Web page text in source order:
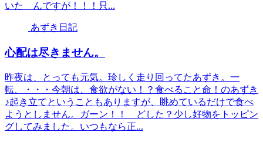
いた んですが！！！只...
あずき日記
心配は尽きません。
昨夜は、とっても元気。珍しく走り回ってたあずき。一
転、・・・今朝は、食欲がない！？食べること命！のあずき
♪起き立てということもありますが、眺めているだけで食べ
ようとしません。ガーン！！ どした？少し好物をトッピン
グしてみました。いつもなら正...